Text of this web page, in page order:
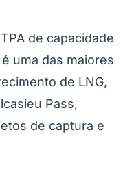
de capacidade
uma das maiores
de LNG,
Pass,
de captura e